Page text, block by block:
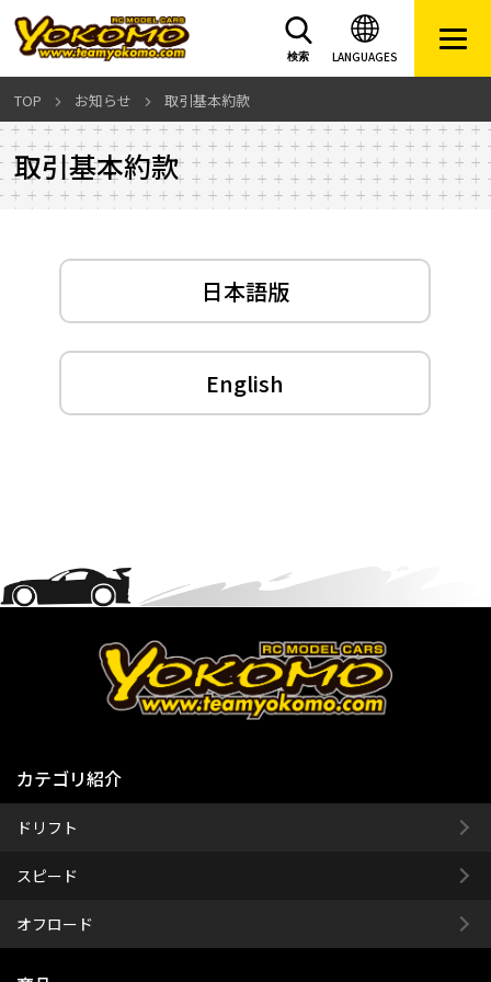
LANGUAGES
検索
TOP お知らせ 取引基本約款
取引基本約款
日本語版
English
カテゴリ紹介
ドリフト
スピード
オフロード